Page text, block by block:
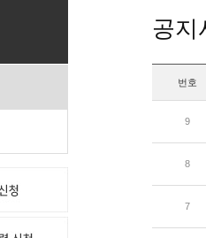
공지
번호
9
8
7